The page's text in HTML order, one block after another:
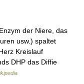
der Niere, das
usw.) spaltet
Kreislauf
DHP das Diffie